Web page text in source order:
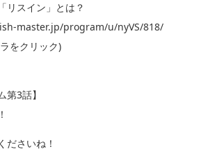
リスイン」とは？
master.jp/program/u/nyVS/818/
をクリック)
第3話】
ださいね！